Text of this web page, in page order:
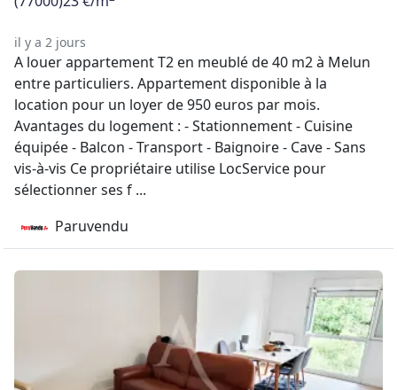
il y a 2 jours
A louer appartement T2 en meublé de 40 m2 à Melun
entre particuliers. Appartement disponible à la
location pour un loyer de 950 euros par mois.
Avantages du logement : - Stationnement - Cuisine
équipée - Balcon - Transport - Baignoire - Cave - Sans
vis-à-vis Ce propriétaire utilise LocService pour
sélectionner ses f ...
Paruvendu